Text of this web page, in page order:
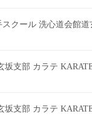
クール 洗心道会館
坂支部 カラテ
坂支部 カラテ